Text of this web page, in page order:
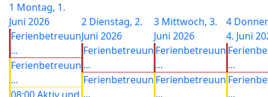
1 Montag, 1.
Juni 2026
Ferienbetreuun
...
Ferienbetreuun
...
2 Dienstag, 2.
Juni 2026
Ferienbetreuun
...
Ferienbetreuun
...
3 Mittwoch, 3.
Juni 2026
Ferienbetreuun
...
Ferienbetreuun
...
4
4. Juni
...
...